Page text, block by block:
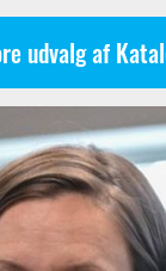
udvalg af